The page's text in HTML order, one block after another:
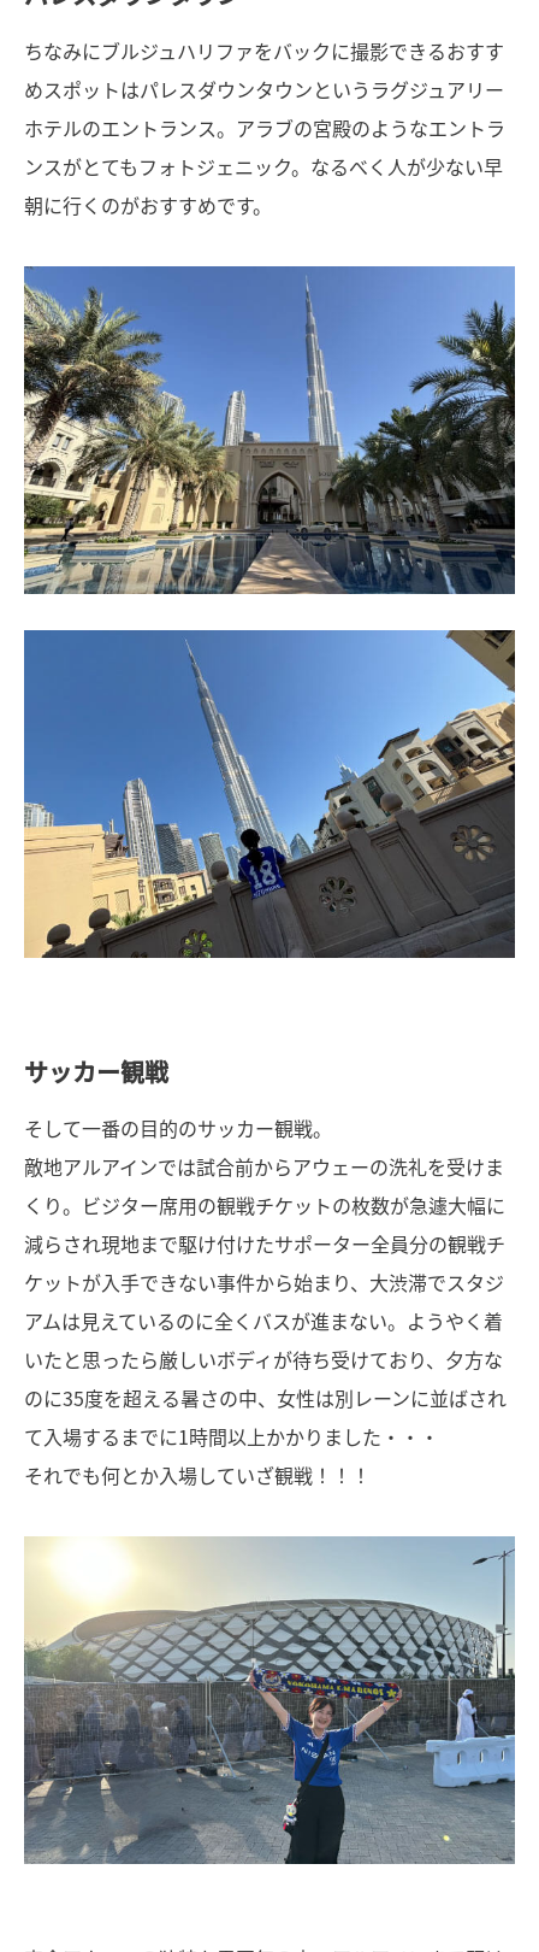
ちなみにブルジュハリファをバックに撮影できるおすす
めスポットはパレスダウンタウンというラグジュアリー
ホテルのエントランス。アラブの宮殿のようなエントラ
ンスがとてもフォトジェニック。なるべく人が少ない早
朝に行くのがおすすめです。
サッカー観戦
そして一番の目的のサッカー観戦。
敵地アルアインでは試合前からアウェーの洗礼を受けま
くり。ビジター席用の観戦チケットの枚数が急遽大幅に
減らされ現地まで駆け付けたサポーター全員分の観戦チ
ケットが入手できない事件から始まり、大渋滞でスタジ
アムは見えているのに全くバスが進まない。ようやく着
いたと思ったら厳しいボディが待ち受けており、夕方な
のに35度を超える暑さの中、女性は別レーンに並ばされ
て入場するまでに1時間以上かかりました・・・
それでも何とか入場していざ観戦！！！